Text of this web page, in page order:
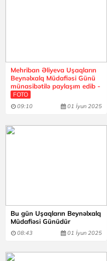
Mehriban Əliyeva Uşaqların
Beynəlxalq Müdafiəsi Günü
münasibətilə paylaşım edib -
FOTO
09:10 01 İyun 2025
Bu gün Uşaqların Beynəlxalq
Müdafiəsi Günüdür
08:43 01 İyun 2025